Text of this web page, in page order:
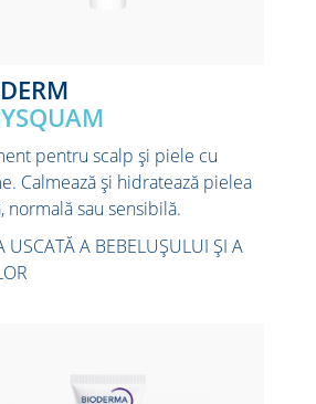
pentru scalp și piele cu
Calmează și hidratează pielea
normală sau sensibilă.
USCATĂ A BEBELUȘULUI ȘI A